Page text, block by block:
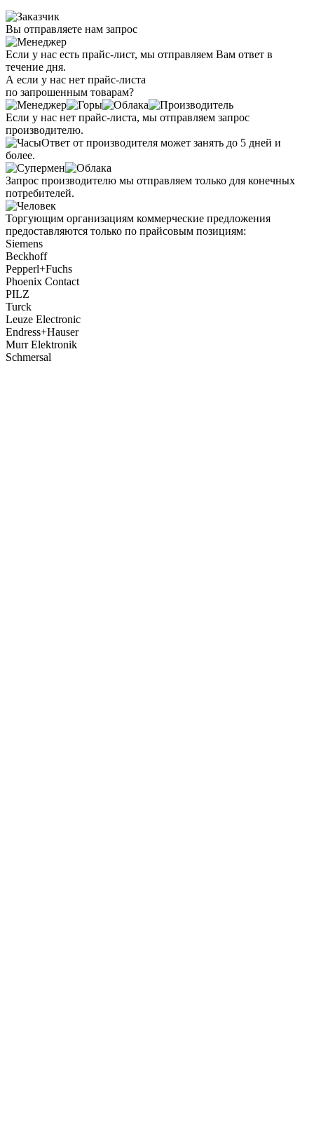
Вы отправляете нам запрос
Если у нас есть прайс-лист, мы отправляем Вам ответ в
течение дня.
А если у нас нет прайс-листа
по запрошенным товарам?
Если у нас нет прайс-листа, мы отправляем запрос
производителю.
Ответ от производителя может занять до 5 дней и
более.
Запрос производителю мы отправляем только для конечных
потребителей.
Торгующим организациям коммерческие предложения
предоставляются только по прайсовым позициям:
Siemens
Beckhoff
Pepperl+Fuchs
Phoenix Contact
PILZ
Turck
Leuze Electronic
Endress+Hauser
Murr Elektronik
Schmersal